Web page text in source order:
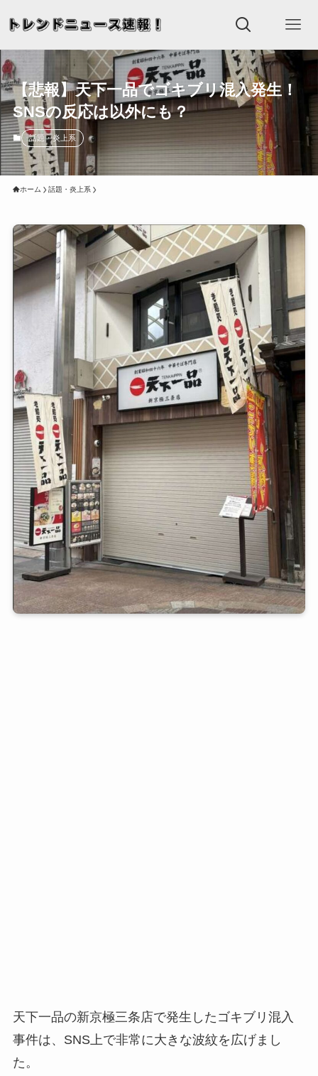
【悲報】天下一品でゴキブリ混入発生！
SNSの反応は以外にも？
話題・炎上系
ホーム 話題・炎上系
天下一品の新京極三条店で発生したゴキブリ混入
事件は、SNS上で非常に大きな波紋を広げまし
た。